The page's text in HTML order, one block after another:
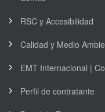
RSC y Accesibilidad
Calidad y Medio
EMT Internacional |
Perfil de contratante